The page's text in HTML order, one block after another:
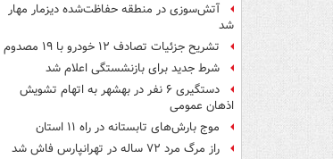
آتش‌سوزی در منطقه حفاظت‌شده دیزمار مهار
شد
تشریح جزئیات تصادف ۱۲ خودرو با ۱۹ مصدوم
شرط جدید برای بازنشستگی اعلام شد
دستگیری ۶ نفر در بهشهر به اتهام تشویش
اذهان عمومی
موج بارش‌های تابستانه در راه ۱۱ استان
راز مرگ مرد ۷۲ ساله در تهرانپارس فاش شد